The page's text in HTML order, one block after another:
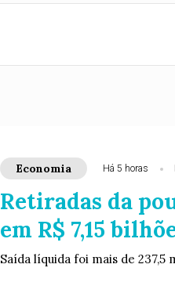
Economia Há 5 horas
Retiradas da
em R$ 7,15
Saída líquida foi mais de 237,5